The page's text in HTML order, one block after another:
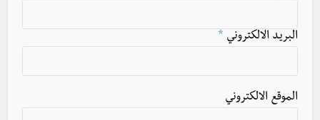
البريد الالكتروني *
الموقع الالكتروني